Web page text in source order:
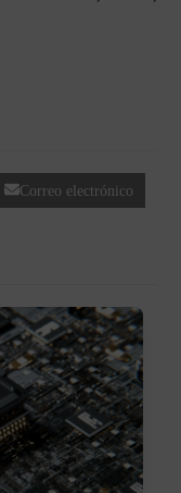
Correo electrónico